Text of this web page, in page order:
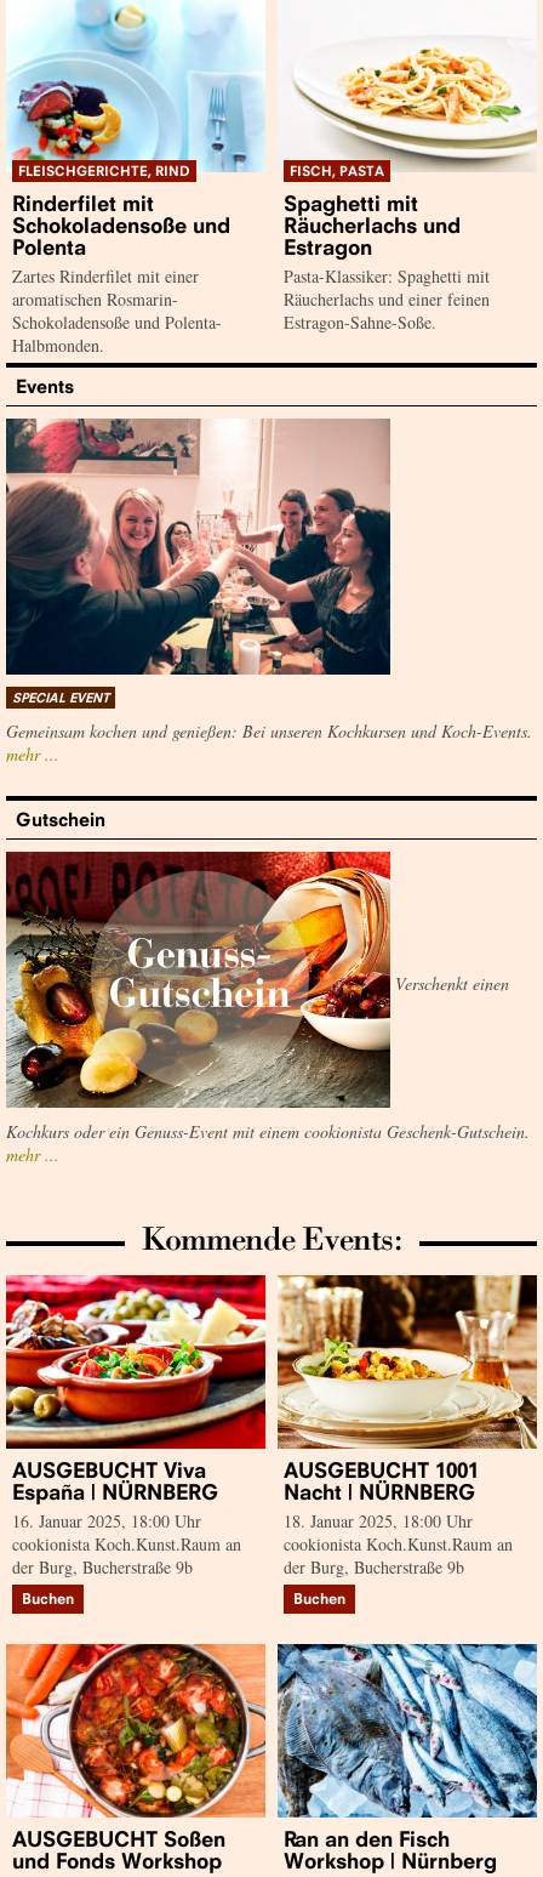
FLEISCHGERICHTE, RIND
Rinderfilet mit
Schokoladensoße und
Polenta
Zartes Rinderfilet mit einer
aromatischen Rosmarin-
Schokoladensoße und Polenta-
Halbmonden.
FISCH, PASTA
Spaghetti mit
Räucherlachs und
Estragon
Pasta-Klassiker: Spaghetti mit
Räucherlachs und einer feinen
Estragon-Sahne-Soße.
Events
SPECIAL EVENT
Gemeinsam kochen und genießen: Bei unseren Kochkursen und Koch-Events.
mehr ...
Gutschein
Verschenkt einen
Kochkurs oder ein Genuss-Event mit einem cookionista Geschenk-Gutschein.
mehr ...
Kommende Events:
AUSGEBUCHT Viva
España | NÜRNBERG
16. Januar 2025, 18:00 Uhr
cookionista Koch.Kunst.Raum an
der Burg, Bucherstraße 9b
Buchen
AUSGEBUCHT 1001
Nacht | NÜRNBERG
18. Januar 2025, 18:00 Uhr
cookionista Koch.Kunst.Raum an
der Burg, Bucherstraße 9b
Buchen
AUSGEBUCHT Soßen
und Fonds Workshop
Ran an den Fisch
Workshop | Nürnberg